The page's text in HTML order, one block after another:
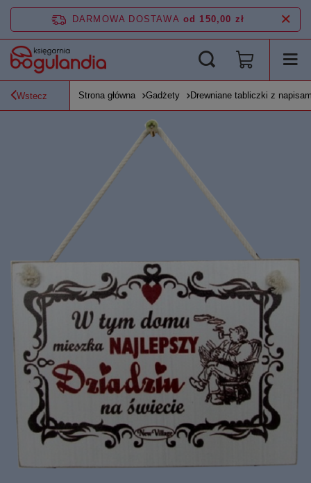
DARMOWA DOSTAWA od 150,00 zł
Wstecz Strona główna Gadżety Drewniane tabliczki z